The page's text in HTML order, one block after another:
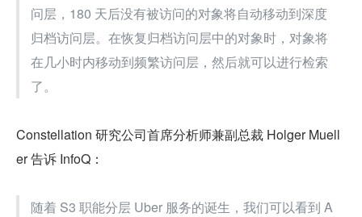
问层，180 天后没有被访问的对象将自动移动到深度
归档访问层。在恢复归档访问层中的对象时，对象将
在几小时内移动到频繁访问层，然后就可以进行检索
了。
Constellation 研究公司首席分析师兼副总裁 Holger Muell
er 告诉 InfoQ：
随着 S3 职能分层 Uber 服务的诞生，我们可以看到 A